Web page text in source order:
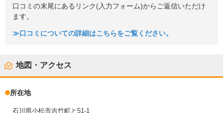
口コミの末尾にあるリンク(入力フォーム)からご返信いただけ
ます。
≫口コミについての詳細はこちらをご覧ください。
地図・アクセス
所在地
石川県小松市吉竹町と51-1